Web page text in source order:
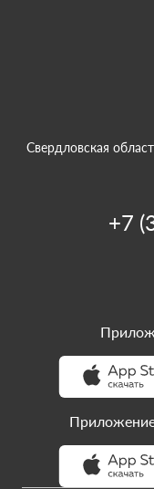
Свердловская
+7